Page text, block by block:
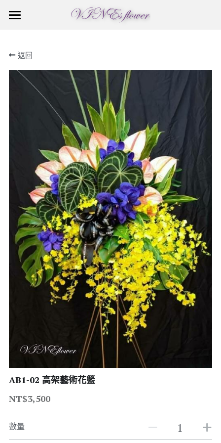
關於青藤
訂購須知
花禮訂購
花束盆花桌花
蘭花花禮
特殊造型蘭花
多肉造型盆栽
造型組合盆景
綠色盆栽
高架藝術花籃
不凋花乾燥花
聯繫我們
訂購須知
返回
AB1-02 高架藝術花籃
NT$3,500
數量
商品分類
綠色盆栽
不凋花乾燥花
首頁推薦
喜慶花籃
多肉造型盆栽
造型組合盆景
特殊造型蘭花
蘭花花禮
花束盆花桌花